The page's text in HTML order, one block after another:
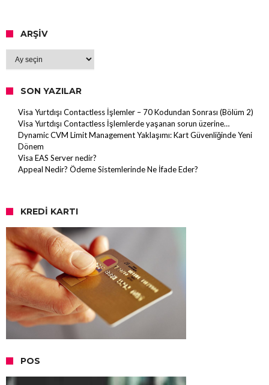
ARŞIV
Arşiv
SON YAZILAR
Visa Yurtdışı Contactless İşlemler – 70 Kodundan Sonrası (Bölüm 2)
Visa Yurtdışı Contactless İşlemlerde yaşanan sorun üzerine…
Dynamic CVM Limit Management Yaklaşımı: Kart Güvenliğinde Yeni
Dönem
Visa EAS Server nedir?
Appeal Nedir? Ödeme Sistemlerinde Ne İfade Eder?
KREDI KARTI
POS